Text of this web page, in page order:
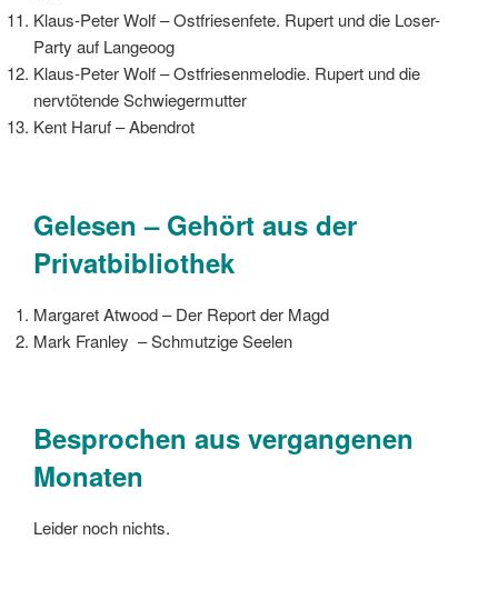
Klaus-Peter Wolf – Ostfriesenfete. Rupert und die Loser-
Party auf Langeoog
Klaus-Peter Wolf – Ostfriesenmelodie. Rupert und die
nervtötende Schwiegermutter
Kent Haruf – Abendrot
Gelesen – Gehört aus der
Privatbibliothek
Margaret Atwood – Der Report der Magd
Mark Franley – Schmutzige Seelen
Besprochen aus vergangenen
Monaten
Leider noch nichts.